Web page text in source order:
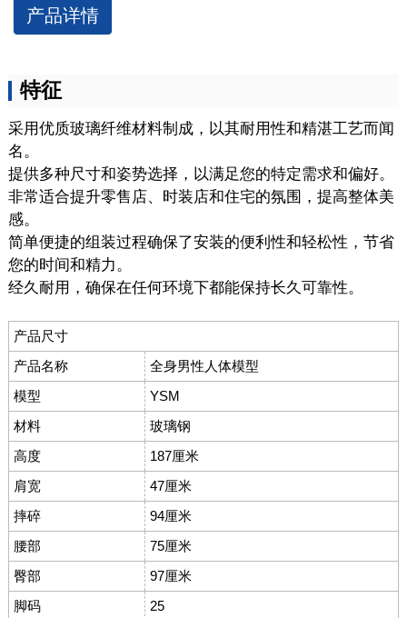
产品详情
特征
采用优质玻璃纤维材料制成，以其耐用性和精湛工艺而闻
名。
提供多种尺寸和姿势选择，以满足您的特定需求和偏好。
非常适合提升零售店、时装店和住宅的氛围，提高整体美
感。
简单便捷的组装过程确保了安装的便利性和轻松性，节省
您的时间和精力。
经久耐用，确保在任何环境下都能保持长久可靠性。
产品尺寸
产品名称
全身男性人体模型
模型
YSM
材料
玻璃钢
高度
187厘米
肩宽
47厘米
摔碎
94厘米
腰部
75厘米
臀部
97厘米
脚码
25